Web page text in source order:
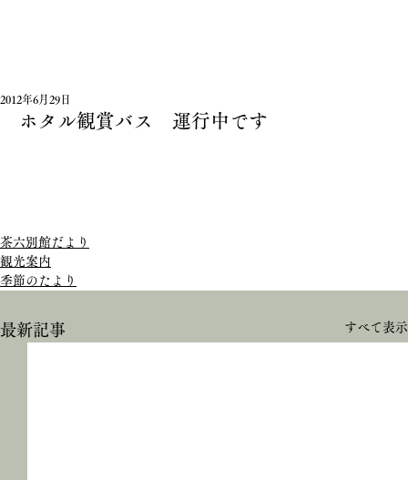
ホタル観賞バス 運行中です
2012年6月29日
茶六別館だより
観光案内
季節のたより
最新記事 すべて表示